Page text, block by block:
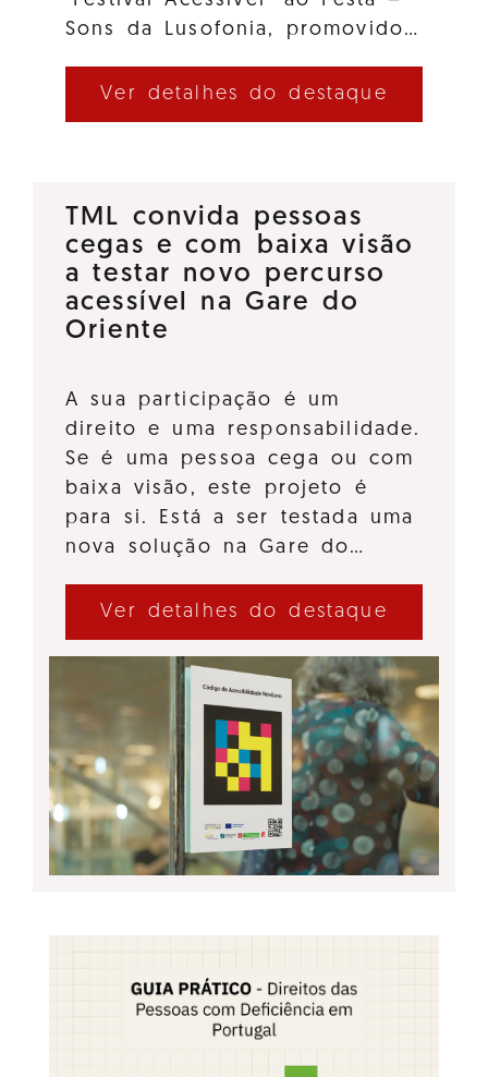
Sons da Lusofonia, promovido…
Ver detalhes do destaque
TML convida pessoas
cegas e com baixa visão
a testar novo percurso
acessível na Gare do
Oriente
A sua participação é um
direito e uma responsabilidade.
Se é uma pessoa cega ou com
baixa visão, este projeto é
para si. Está a ser testada uma
nova solução na Gare do…
Ver detalhes do destaque